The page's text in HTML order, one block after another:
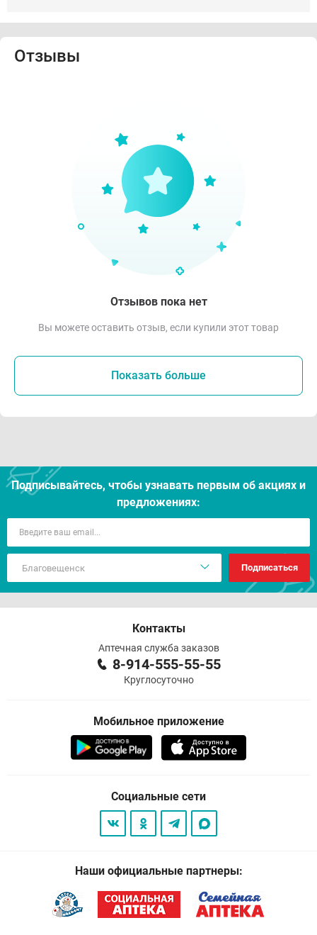
Отзывы
Отзывов пока нет
Вы можете оставить отзыв, если купили этот товар
Показать больше
Подписывайтесь, чтобы узнавать первым об акцияx и
предложениях:
Подписаться
Контакты
Аптечная служба заказов
8-914-555-55-55
Круглосуточно
Мобильное приложение
Социальные сети
Наши официальные партнеры: